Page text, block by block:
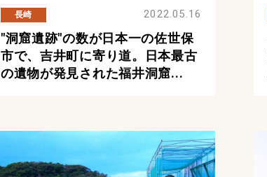
長崎 2022.05.16
"洞窟遺跡"の数が日本一の佐世保
市で、吉井町に寄り道。日本最古
の遺物が発見された福井洞窟...